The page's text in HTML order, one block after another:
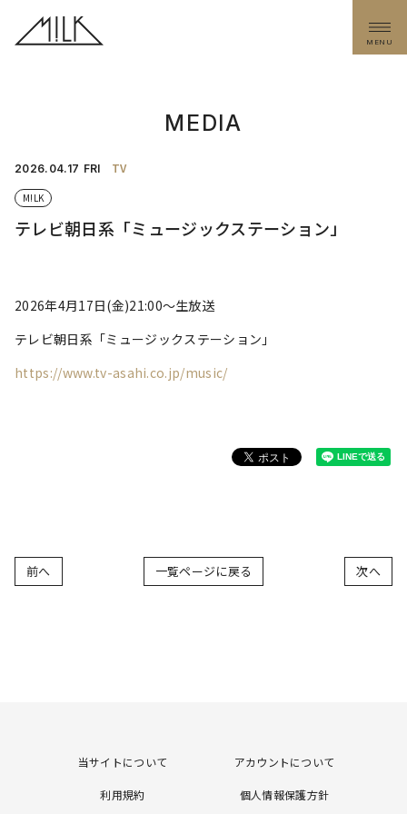
MENU
MEDIA
2026. 04.17 FRI TV
M!LK
テレビ朝日系「ミュージックステーション」
2026年4月17日(金)21:00〜生放送
テレビ朝日系「ミュージックステーション」
https://www.tv-asahi.co.jp/music/
次へ
一覧ページに戻る
前へ
当サイトについて アカウントについて
利用規約 個人情報保護方針